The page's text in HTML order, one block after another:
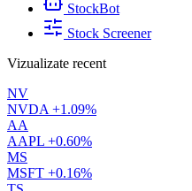
StockBot
Stock Screener
Vizualizate recent
NV
NVDA +1.09%
AA
AAPL +0.60%
MS
MSFT +0.16%